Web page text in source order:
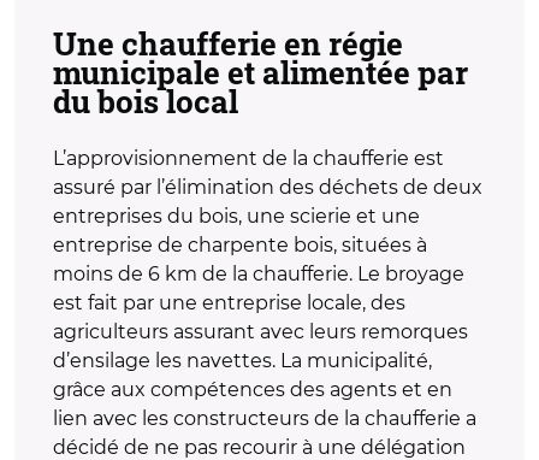
Une chaufferie en régie
municipale et alimentée par
du bois local
L’approvisionnement de la chaufferie est
assuré par l’élimination des déchets de deux
entreprises du bois, une scierie et une
entreprise de charpente bois, situées à
moins de 6 km de la chaufferie. Le broyage
est fait par une entreprise locale, des
agriculteurs assurant avec leurs remorques
d’ensilage les navettes. La municipalité,
grâce aux compétences des agents et en
lien avec les constructeurs de la chaufferie a
décidé de ne pas recourir à une délégation